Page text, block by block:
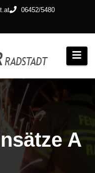
06452/5480
A